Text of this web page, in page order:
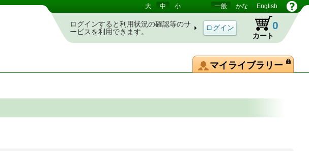
大 中 小 一般 かな English
ログインすると利用状況の確認等のサ
ービスを利用できます。
カート
0
マイライブラリー